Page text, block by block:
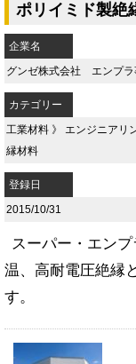
ポリイミド製絶
企業名
グンゼ株式会社 エンプラ
カテゴリー
工業材料 》 エンジニアリ
縁材料
登録日
2015/10/31
スーパー・エン
温、高耐電圧絶縁
す。